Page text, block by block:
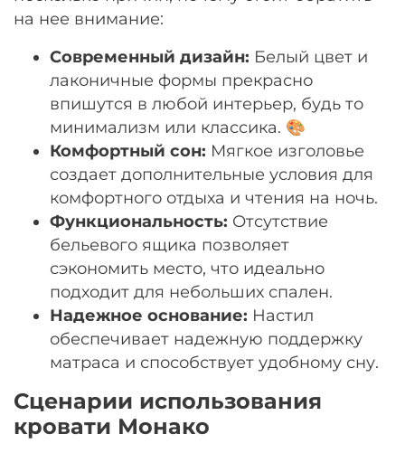
на нее внимание:
Современный дизайн: Белый цвет и
лаконичные формы прекрасно
впишутся в любой интерьер, будь то
минимализм или классика. 🎨
Комфортный сон: Мягкое изголовье
создает дополнительные условия для
комфортного отдыха и чтения на ночь.
Функциональность: Отсутствие
бельевого ящика позволяет
сэкономить место, что идеально
подходит для небольших спален.
Надежное основание: Настил
обеспечивает надежную поддержку
матраса и способствует удобному сну.
Сценарии использования
кровати Монако